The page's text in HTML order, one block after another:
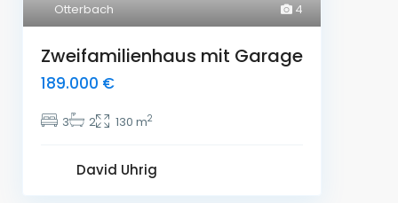
4
Otterbach
Zweifamilienhaus mit Garage
189.000 €
3 2 130 m2
David Uhrig